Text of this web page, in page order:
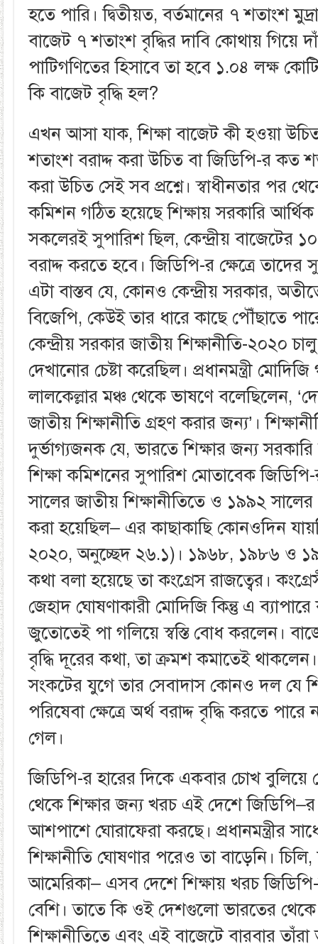
হতে পারি। দ্বিতীয়ত, বর্তমানের ৭ শতাংশ
বাজেট ৭ শতাংশ বৃদ্ধির দাবি কোথায় গিয়ে
পাটিগণিতের হিসাবে তা হবে ১.০৪ লক্ষ
কি বাজেট বৃদ্ধি হল?
এখন আসা যাক, শিক্ষা বাজেট কী হওয়া
শতাংশ বরাদ্দ করা উচিত বা জিডিপি-র কত
করা উচিত সেই সব প্রশ্নে। স্বাধীনতার পর
কমিশন গঠিত হয়েছে শিক্ষায় সরকারি আর্থিক
সকলেরই সুপারিশ ছিল, কেন্দ্রীয় বাজেটের
বরাদ্দ করতে হবে। জিডিপি-র ক্ষেত্রে
এটা বাস্তব যে, কোনও কেন্দ্রীয় সরকার,
বিজেপি, কেউই তার ধারে কাছে পৌঁছাতে
কেন্দ্রীয় সরকার জাতীয় শিক্ষানীতি-২০২০
দেখানোর চেষ্টা করেছিল। প্রধানমন্ত্রী
লালকেল্লার মঞ্চ থেকে ভাষণে বলেছিলেন,
জাতীয় শিক্ষানীতি গ্রহণ করার জন্য’।
দুর্ভাগ্যজনক যে, ভারতে শিক্ষার জন্য
শিক্ষা কমিশনের সুপারিশ মোতাবেক
সালের জাতীয় শিক্ষানীতিতে ও ১৯৯২ সালের
করা হয়েছিল– এর কাছাকাছি কোনওদিন
২০২০, অনুচ্ছেদ ২৬.১)। ১৯৬৮, ১৯৮৬ ও
কথা বলা হয়েছে তা কংগ্রেস রাজত্বের।
জেহাদ ঘোষণাকারী মোদিজি কিন্তু এ
জুতোতেই পা গলিয়ে স্বস্তি বোধ করলেন।
বৃদ্ধি দূরের কথা, তা ক্রমশ কমাতেই
সংকটের যুগে তার সেবাদাস কোনও দল যে
পরিষেবা ক্ষেত্রে অর্থ বরাদ্দ বৃদ্ধি করতে পারে
গেল।
জিডিপি-র হারের দিকে একবার চোখ
থেকে শিক্ষার জন্য খরচ এই দেশে
আশপাশে ঘোরাফেরা করছে। প্রধানমন্ত্রীর
শিক্ষানীতি ঘোষণার পরেও তা বাড়েনি।
আমেরিকা– এসব দেশে শিক্ষায় খরচ
বেশি। তাতে কি ওই দেশগুলো ভারতের
শিক্ষানীতিতে এবং এই বাজেটে বারবার তাঁরা